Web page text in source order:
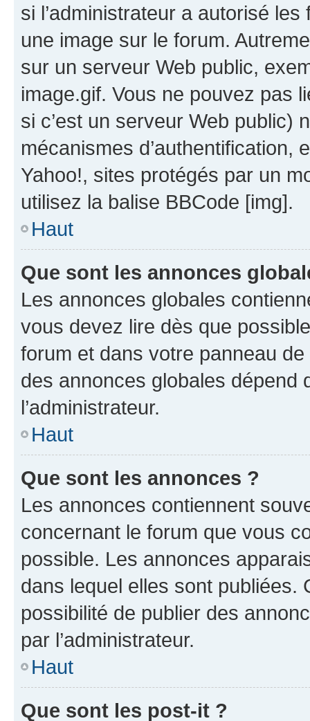
si l’administrateur a autorisé
une image sur le forum.
sur un serveur Web public,
image.gif. Vous ne pouvez pas
si c’est un serveur Web public)
mécanismes d’authentification,
Yahoo!, sites protégés par un
utilisez la balise BBCode [img].
Haut
Que sont les annonces
Les annonces globales
vous devez lire dès que
forum et dans votre panneau
des annonces globales dépend
l’administrateur.
Haut
Que sont les annonces ?
Les annonces contiennent
concernant le forum que vous
possible. Les annonces
dans lequel elles sont publiées.
possibilité de publier des
par l’administrateur.
Haut
Que sont les post-it ?